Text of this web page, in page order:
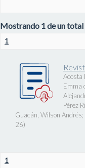
Mostrando 1 de un total
1
Acosta
Emma
Pérez
Guacán, Wilson Andrés;
26)
1